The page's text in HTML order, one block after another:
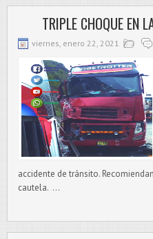
TRIPLE CHOQUE EN
viernes, enero 22, 2021
accidente de tránsito.
cautela. ...